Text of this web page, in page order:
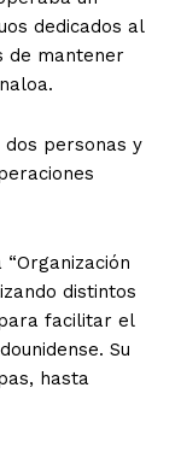
dedicados al
de mantener
dos personas y
distintos
facilitar el
Su
hasta